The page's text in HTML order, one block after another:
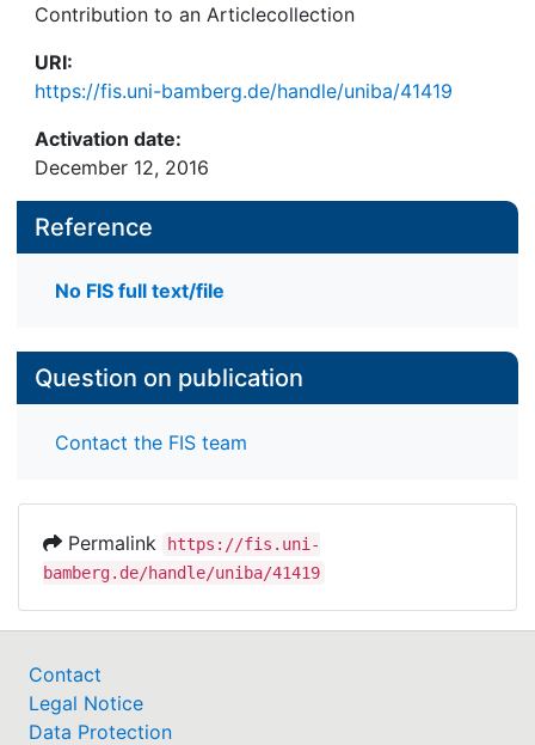
Contribution to an Articlecollection
URI:
https://fis.uni-bamberg.de/handle/uniba/41419
Activation date:
December 12, 2016
Reference
No FIS full text/file
Question on publication
Contact the FIS team
Permalink
https://fis.uni-
bamberg.de/handle/uniba/41419
Contact
Legal Notice
Data Protection